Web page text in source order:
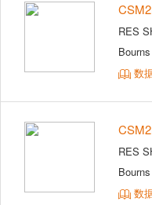
RES
数
RES
数